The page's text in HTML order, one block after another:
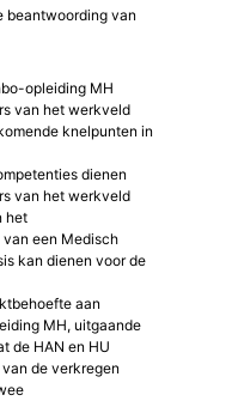
beantwoording van
opleiding MH
van het werkveld
knelpunten in
dienen
van het werkveld
het
een Medisch
kan dienen voor de
aan
MH, uitgaande
de HAN en HU
de verkregen